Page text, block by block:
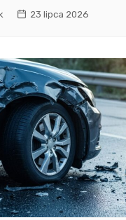
23 lipca 2026